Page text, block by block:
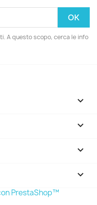
A questo scopo, cerca le info



keyboard_arrow_down
PrestaShop™